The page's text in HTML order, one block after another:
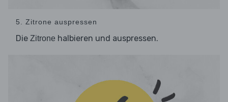
5. Zitrone auspressen
Die Zitrone halbieren und auspressen.